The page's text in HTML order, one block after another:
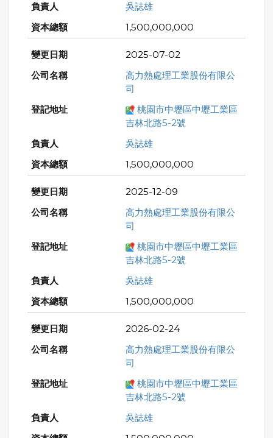
吳誌雄
1,500,000,000
2025-07-02
高力熱處理工業股份有限公
司
桃園市中壢區中壢工業區
吉林北路5-2號
吳誌雄
1,500,000,000
2025-12-09
高力熱處理工業股份有限公
司
桃園市中壢區中壢工業區
吉林北路5-2號
吳誌雄
1,500,000,000
2026-02-24
高力熱處理工業股份有限公
司
桃園市中壢區中壢工業區
吉林北路5-2號
吳誌雄